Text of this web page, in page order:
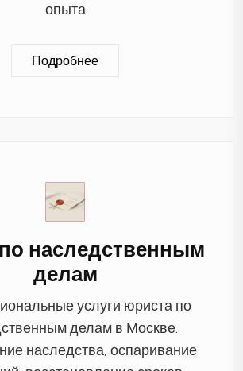
опыта
Подробнее
наследственным
делам
услуги юриста по
делам в Москве.
наследства, оспаривание